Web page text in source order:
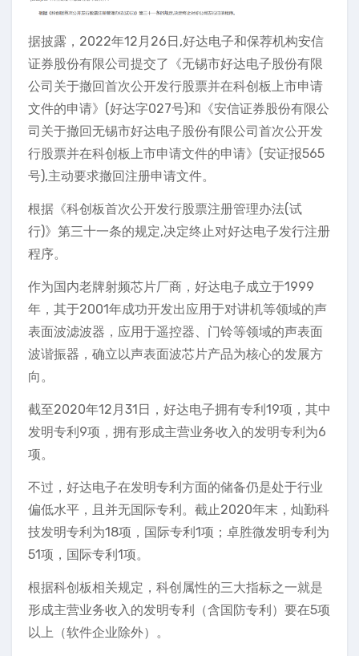
据披露，2022年12月26日,好达电子和保荐机构安信
证券股份有限公司提交了《无锡市好达电子股份有限
公司关于撤回首次公开发行股票并在科创板上市申请
文件的申请》(好达字027号)和《安信证券股份有限公
司关于撤回无锡市好达电子股份有限公司首次公开发
行股票并在科创板上市申请文件的申请》(安证报565
号),主动要求撤回注册申请文件。
根据《科创板首次公开发行股票注册管理办法(试
行)》第三十一条的规定,决定终止对好达电子发行注册
程序。
作为国内老牌射频芯片厂商，好达电子成立于1999
年，其于2001年成功开发出应用于对讲机等领域的声
表面波滤波器，应用于遥控器、门铃等领域的声表面
波谐振器，确立以声表面波芯片产品为核心的发展方
向。
截至2020年12月31日，好达电子拥有专利19项，其中
发明专利9项，拥有形成主营业务收入的发明专利为6
项。
不过，好达电子在发明专利方面的储备仍是处于行业
偏低水平，且并无国际专利。截止2020年末，灿勤科
技发明专利为18项，国际专利1项；卓胜微发明专利为
51项，国际专利1项。
根据科创板相关规定，科创属性的三大指标之一就是
形成主营业务收入的发明专利（含国防专利）要在5项
以上（软件企业除外）。